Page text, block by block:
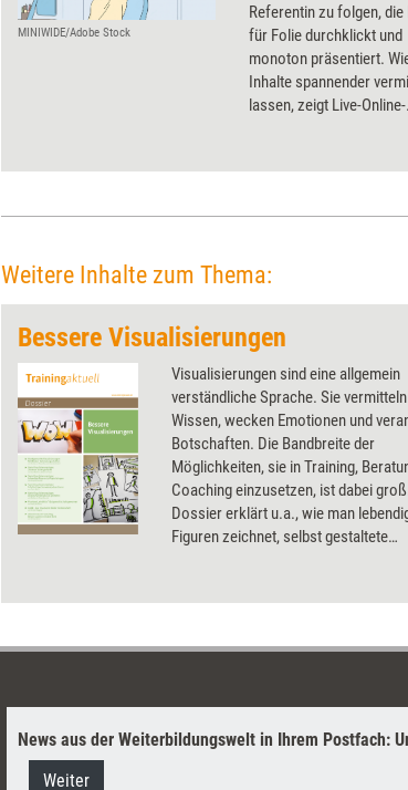
MINIWIDE/Adobe Stock
Referentin zu folgen, die
für Folie durchklickt und
monoton präsentiert.
Inhalte spannender
lassen, zeigt Live-Online-
Weitere Inhalte zum Thema:
Bessere Visualisierungen
Visualisierungen sind eine allgemein
verständliche Sprache. Sie vermitteln
Wissen, wecken Emotionen und
Botschaften. Die Bandbreite der
Möglichkeiten, sie in Training,
Coaching einzusetzen, ist dabei
Dossier erklärt u.a., wie man
Figuren zeichnet, selbst gestaltete
verbessert.
News aus der Weiterbildungswelt in Ihrem Postfach:
Weiter